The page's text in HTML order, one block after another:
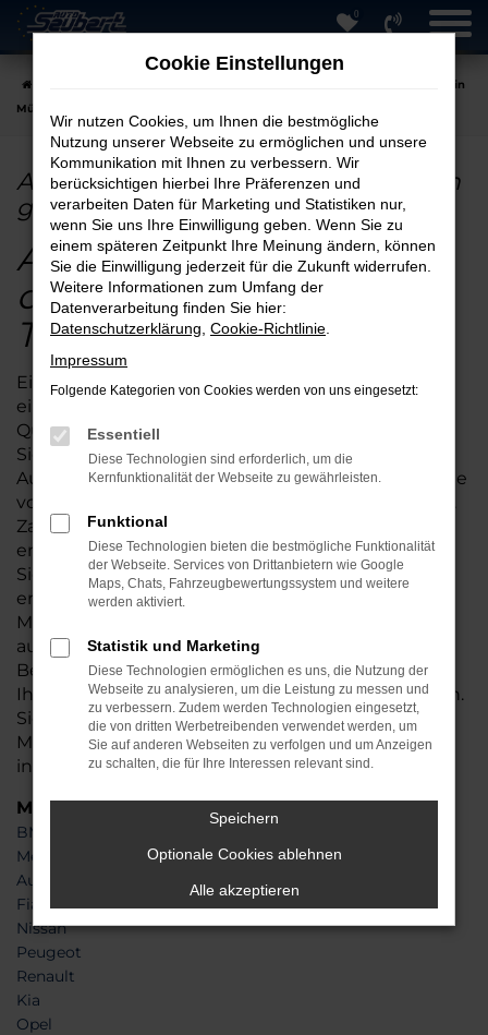
Zum
Hauptinhalt
springen
0
Audi SQ5 EU-Neuwagen in
München günstig kaufen
Audi SQ5 EU-Neuwagen in München
günstig kaufen
Audi SQ5 Neuwagen
online kaufen –
Topqualität für München
Einen Audi SQ5 Neuwagen online kaufen bringt
eine Reihe an Vorteilen. Da ist zunächst einmal die
Qualität: mit kaum einem anderen Fahrzeug sind
Sie so zuverlässig in München mobil wie mit dem
Audi SQ5 Neuwagen. Darüber hinaus profitieren Sie
von einer Ausstattung, die sich sehen lassen kann.
Zahlreiche Assistenzsysteme untermauern den
enormen Anspruch des Herstellers und auch die
Sicherheit und Effizienz sind über jeden Zweifel
erhaben. Um mit einem Audi SQ5 Neuwagen in
München unterwegs zu sein, genügt ein Besuch
auf der Webseite von Auto Auto Seubert GmbH .
Bei uns schöpfen Sie aus dem Vollen und können
Ihr Fahrzeug mit wenigen Klicks zusammenstellen.
Sie allein bestimmen über die Lackierung,
Motorisierung und Besonderheiten – ganz
individuell.
Marken
BMW
Mercedes-Benz
Audi
Fiat
Nissan
Peugeot
Renault
Kia
Opel
Cookie Einstellungen
Wir nutzen Cookies, um Ihnen die bestmögliche
Nutzung unserer Webseite zu ermöglichen und unsere
Kommunikation mit Ihnen zu verbessern. Wir
berücksichtigen hierbei Ihre Präferenzen und
verarbeiten Daten für Marketing und Statistiken nur,
wenn Sie uns Ihre Einwilligung geben. Wenn Sie zu
einem späteren Zeitpunkt Ihre Meinung ändern, können
Sie die Einwilligung jederzeit für die Zukunft widerrufen.
Weitere Informationen zum Umfang der
Datenverarbeitung finden Sie hier:
Datenschutzerklärung Cookie-Richtlinie
Impressum
Folgende Kategorien von Cookies werden von uns eingesetzt:
Essentiell
Diese Technologien sind erforderlich, um die
Kernfunktionalität der Webseite zu gewährleisten.
Funktional
Diese Technologien bieten die bestmögliche Funktionalität
der Webseite. Services von Drittanbietern wie Google
Maps, Chats, Fahrzeugbewertungssystem und weitere
werden aktiviert.
Statistik und Marketing
Diese Technologien ermöglichen es uns, die Nutzung der
Webseite zu analysieren, um die Leistung zu messen und
zu verbessern. Zudem werden Technologien eingesetzt,
die von dritten Werbetreibenden verwendet werden, um
Sie auf anderen Webseiten zu verfolgen und um Anzeigen
zu schalten, die für Ihre Interessen relevant sind.
Speichern
Optionale Cookies ablehnen
Alle akzeptieren